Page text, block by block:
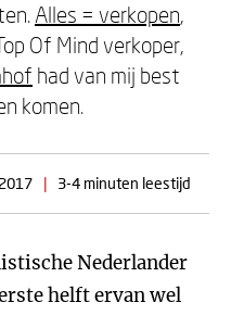
Alles = verkopen,
Of Mind verkoper,
had van mij best
komen.
| 3-4 minuten leestijd
Nederlander
helft ervan wel